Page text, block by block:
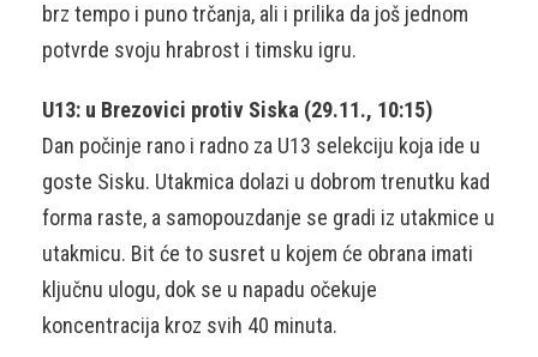
brz tempo i puno trčanja, ali i prilika da još jednom
potvrde svoju hrabrost i timsku igru.
U13: u Brezovici protiv Siska (29.11., 10:15)
Dan počinje rano i radno za U13 selekciju koja ide u
goste Sisku. Utakmica dolazi u dobrom trenutku kad
forma raste, a samopouzdanje se gradi iz utakmice u
utakmicu. Bit će to susret u kojem će obrana imati
ključnu ulogu, dok se u napadu očekuje
koncentracija kroz svih 40 minuta.